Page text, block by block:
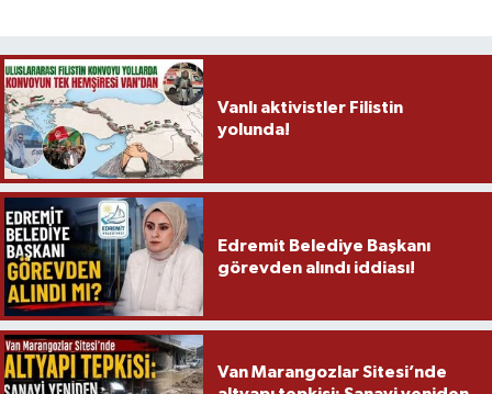
Vanlı aktivistler Filistin
yolunda!
Edremit Belediye Başkanı
görevden alındı iddiası!
Van Marangozlar Sitesi’nde